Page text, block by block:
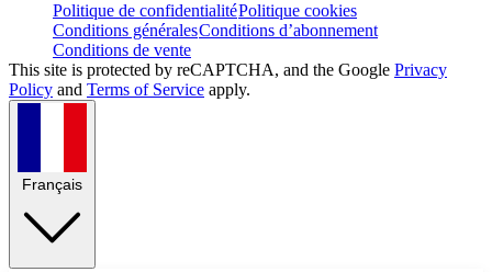
Politique de confidentialitéPolitique cookies
Conditions généralesConditions d’abonnement
Conditions de vente
This site is protected by reCAPTCHA, and the Google Privacy
Policy and Terms of Service apply.
Français